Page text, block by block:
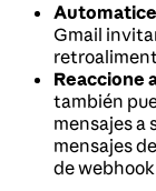
Gmail
Reaccione
también
mensajes a
mensajes
de